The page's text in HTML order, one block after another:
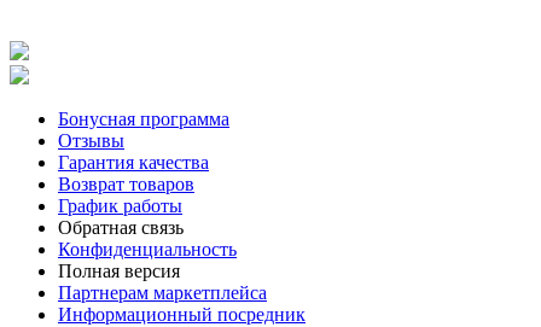
Бонусная программа
Отзывы
Гарантия качества
Возврат товаров
График работы
Обратная связь
Конфиденциальность
Полная версия
Партнерам маркетплейса
Информационный посредник